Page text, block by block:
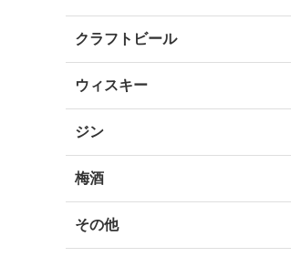
クラフトビール
ウィスキー
ジン
梅酒
その他